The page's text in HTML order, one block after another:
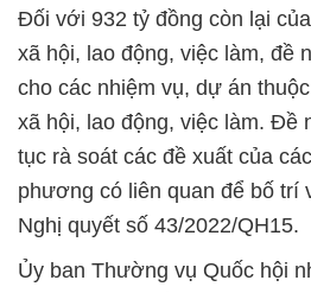
Đối với 932 tỷ đồng còn lại
xã hội, lao động, việc làm, đề
cho các nhiệm vụ, dự án
xã hội, lao động, việc làm. Đề
tục rà soát các đề xuất của
phương có liên quan để bố trí
Nghị quyết số 43/2022/QH15.
Ủy ban Thường vụ Quốc hội